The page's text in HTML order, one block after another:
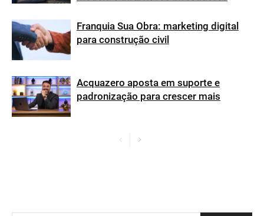
Franquia Sua Obra: marketing digital
para construção civil
Acquazero aposta em suporte e
padronização para crescer mais